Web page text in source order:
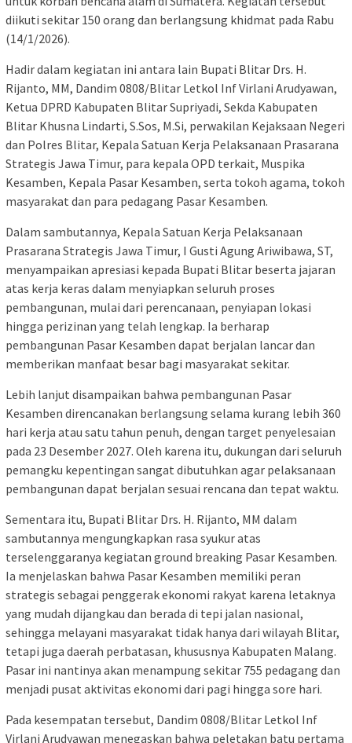
diikuti sekitar 150 orang dan berlangsung khidmat pada Rabu
(14/1/2026).
Hadir dalam kegiatan ini antara lain Bupati Blitar Drs. H.
Rijanto, MM, Dandim 0808/Blitar Letkol Inf Virlani Arudyawan,
Ketua DPRD Kabupaten Blitar Supriyadi, Sekda Kabupaten
Blitar Khusna Lindarti, S.Sos, M.Si, perwakilan Kejaksaan Negeri
dan Polres Blitar, Kepala Satuan Kerja Pelaksanaan Prasarana
Strategis Jawa Timur, para kepala OPD terkait, Muspika
Kesamben, Kepala Pasar Kesamben, serta tokoh agama, tokoh
masyarakat dan para pedagang Pasar Kesamben.
Dalam sambutannya, Kepala Satuan Kerja Pelaksanaan
Prasarana Strategis Jawa Timur, I Gusti Agung Ariwibawa, ST,
menyampaikan apresiasi kepada Bupati Blitar beserta jajaran
atas kerja keras dalam menyiapkan seluruh proses
pembangunan, mulai dari perencanaan, penyiapan lokasi
hingga perizinan yang telah lengkap. Ia berharap
pembangunan Pasar Kesamben dapat berjalan lancar dan
memberikan manfaat besar bagi masyarakat sekitar.
Lebih lanjut disampaikan bahwa pembangunan Pasar
Kesamben direncanakan berlangsung selama kurang lebih 360
hari kerja atau satu tahun penuh, dengan target penyelesaian
pada 23 Desember 2027. Oleh karena itu, dukungan dari seluruh
pemangku kepentingan sangat dibutuhkan agar pelaksanaan
pembangunan dapat berjalan sesuai rencana dan tepat waktu.
Sementara itu, Bupati Blitar Drs. H. Rijanto, MM dalam
sambutannya mengungkapkan rasa syukur atas
terselenggaranya kegiatan ground breaking Pasar Kesamben.
Ia menjelaskan bahwa Pasar Kesamben memiliki peran
strategis sebagai penggerak ekonomi rakyat karena letaknya
yang mudah dijangkau dan berada di tepi jalan nasional,
sehingga melayani masyarakat tidak hanya dari wilayah Blitar,
tetapi juga daerah perbatasan, khususnya Kabupaten Malang.
Pasar ini nantinya akan menampung sekitar 755 pedagang dan
menjadi pusat aktivitas ekonomi dari pagi hingga sore hari.
Pada kesempatan tersebut, Dandim 0808/Blitar Letkol Inf
Virlani Arudyawan menegaskan bahwa peletakan batu pertama